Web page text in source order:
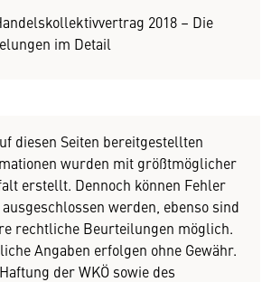
2018 – Die
im Detail
diesen Seiten bereitgestellten
wurden mit größtmöglicher
erstellt. Dennoch können Fehler
werden, ebenso sind
rechtliche Beurteilungen möglich.
Angaben erfolgen ohne Gewähr.
der WKÖ sowie des